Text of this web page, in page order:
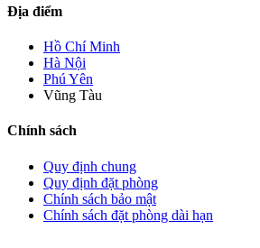
Địa điểm
Hồ Chí Minh
Hà Nội
Phú Yên
Vũng Tàu
Chính sách
Quy định chung
Quy định đặt phòng
Chính sách bảo mật
Chính sách đặt phòng dài hạn